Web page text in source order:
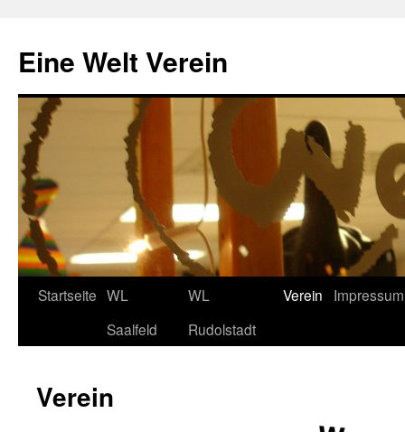
springen
Eine Welt Verein
Startseite WL
Saalfeld
WL
Rudolstadt
Verein Impressum
Verein